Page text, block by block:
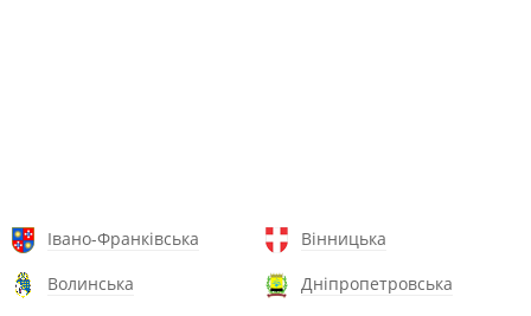
Івано-Франківська
Вінницька
Волинська
Дніпропетровська